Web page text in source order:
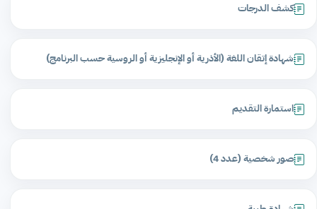
كشف الدرجات
شهادة إتقان اللغة (الأذرية أو الإنجليزية أو الروسية حسب البرنامج)
استمارة التقديم
صور شخصية (عدد 4)